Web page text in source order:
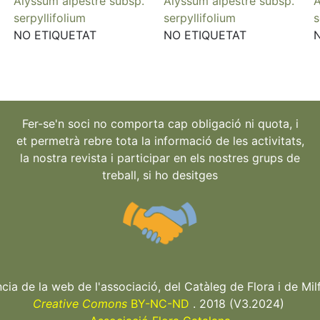
serpyllifolium
NO ETIQUETAT
serpyllifolium
NO ETIQUETAT
Fer-se'n soci no comporta cap obligació ni quota, i
et permetrà rebre tota la informació de les activitats,
la nostra revista i participar en els nostres grups de
treball, si ho desitges
de la web de l'associació, del Catàleg de Flora i de
Creative ComonsBY-NC-ND . 2018 (V3.2024)